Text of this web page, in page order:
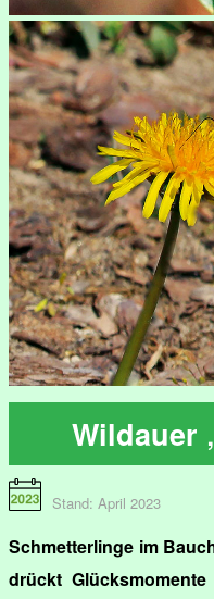
Wildauer
Stand: April 2023
Schmetterlinge im
drückt